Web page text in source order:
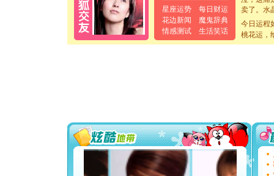
星座运势
每日财运
花边新闻
魔鬼辞典
情感测试
生活笑话
卖了。水
[春节]
风
颜！冬去
道一声平
[春节]传
都要快乐
[圣诞节]
如意,快
[元旦]
看
断电。
今日运程
桃花运，